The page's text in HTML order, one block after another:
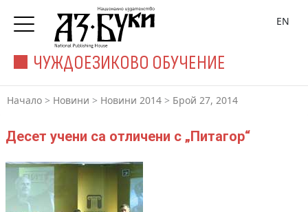
ЧУЖДОЕЗИКОВО ОБУЧЕНИЕ
EN
Начало > Новини > Новини 2014 > Брой 27, 2014
Десет учени са отличени с „Питагор“